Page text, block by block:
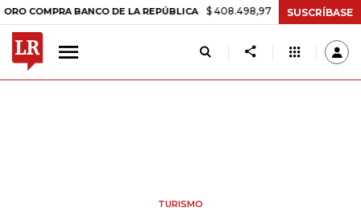
BANCO DE LA REPÚBLICA $ 408.498,97 +$ 8.753,81 +2,19%
SUSCRÍBASE
TURISMO